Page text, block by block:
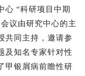
心 “科研项目中期
议由研究中心的主
共同主持，邀请参
及知名专家针对性
甲银屑病前瞻性研